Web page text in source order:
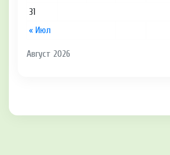
Август 2026
« Июл
31